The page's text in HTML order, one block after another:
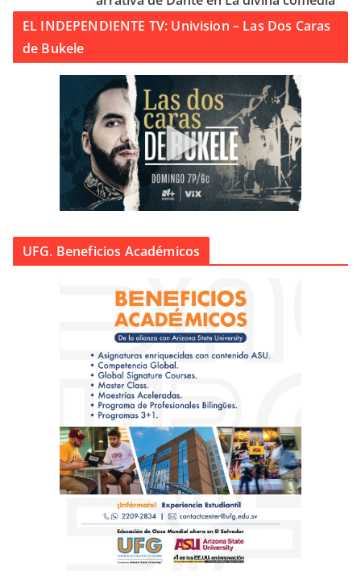
EL INDEPENDIENTE TV: Univision – Las Dos Caras
de Bukele
UFG. Beneficios Académicos